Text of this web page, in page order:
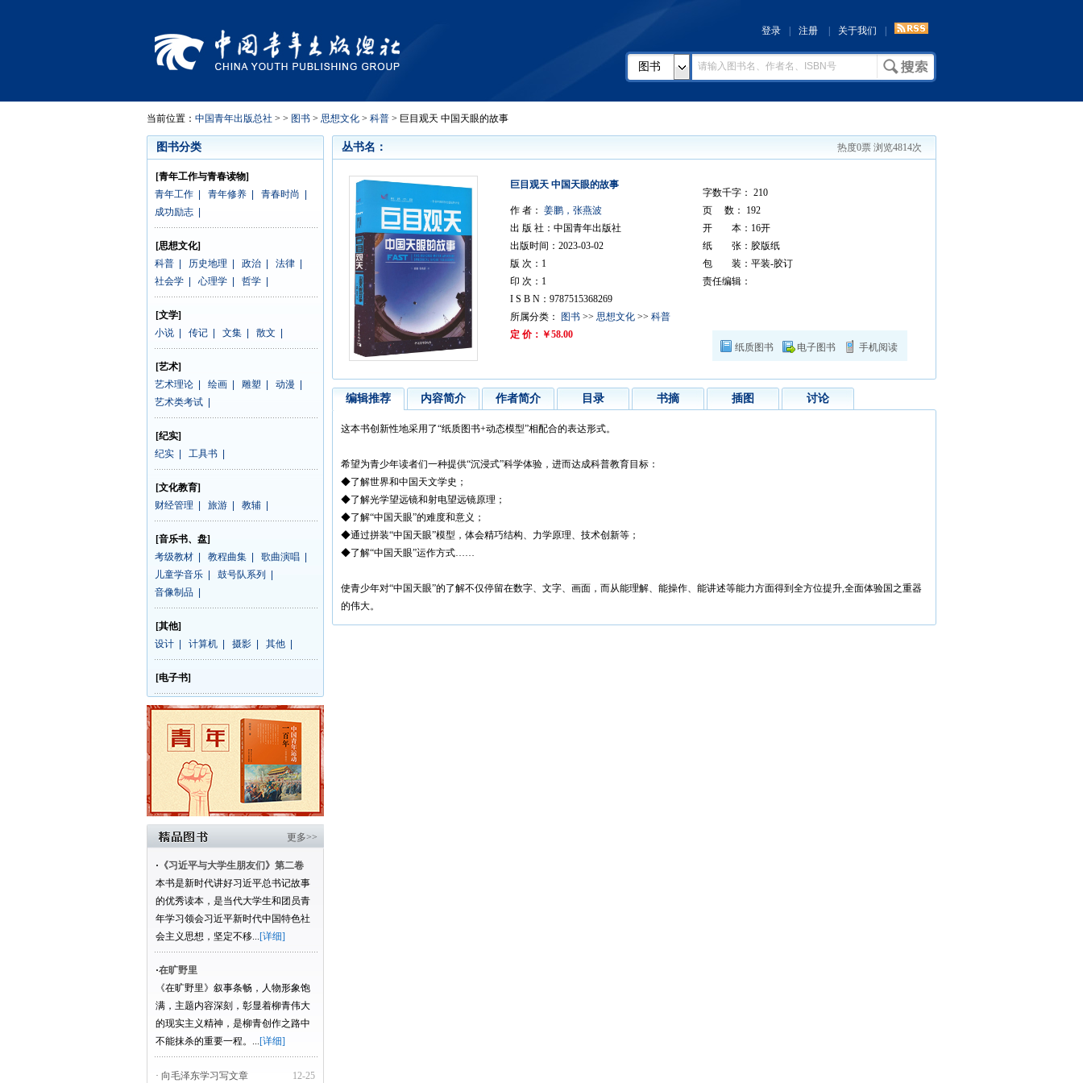
登录 注册 关于我们
图书
当前位置： 中国青年出版总社 > > 图书 > 思想文化 > 科普 > 巨目观天 中国天眼的故事
图书分类
[青年工作与青春读物]
青年工作
青年修养 青春时尚
成功励志
[思想文化]
科普
历史地理 政治 法律
社会学
心理学 哲学
[文学]
小说
传记 文集 散文
[艺术]
艺术理论
绘画 雕塑 动漫
艺术类考试
[纪实]
纪实
工具书
[文化教育]
财经管理
旅游 教辅
[音乐书、盘]
考级教材
教程曲集 歌曲演唱
儿童学音乐
鼓号队系列
音像制品
[其他]
设计
计算机 摄影 其他
[电子书]
更多>>
· 《习近平与大学生朋友们》第二卷
本书是新时代讲好习近平总书记故事
的优秀读本，是当代大学生和团员青
年学习领会习近平新时代中国特色社
会主义思想，坚定不移...[详细]
·在旷野里
《在旷野里》叙事条畅，人物形象饱
满，主题内容深刻，彰显着柳青伟大
的现实主义精神，是柳青创作之路中
不能抹杀的重要一程。...[详细]
12-25
· 向毛泽东学习写文章
热度0票 浏览4814次
丛书名：
纸质图书 电子图书 手机阅读
巨目观天 中国天眼的故事
作 者： 姜鹏，张燕波
出 版 社：中国青年出版社
出版时间：2023-03-02
版 次：1
印 次：1
I S B N：9787515368269
所属分类：
图书 >> 思想文化 >> 科普
定 价：￥58.00
字数千字： 210
页 数： 192
开 本：16开
纸 张：胶版纸
包 装：平装-胶订
责任编辑：
编辑推荐 内容简介 作者简介 目录 书摘 插图 讨论
这本书创新性地采用了“纸质图书+动态模型”相配合的表达形式。
希望为青少年读者们一种提供“沉浸式”科学体验，进而达成科普教育目标：
◆了解世界和中国天文学史；
◆了解光学望远镜和射电望远镜原理；
◆了解“中国天眼”的难度和意义；
◆通过拼装“中国天眼”模型，体会精巧结构、力学原理、技术创新等；
◆了解“中国天眼”运作方式……
使青少年对“中国天眼”的了解不仅停留在数字、文字、画面，而从能理解、能操作、能讲述等能力方面得到全方位提升,全面体验国之重器
的伟大。